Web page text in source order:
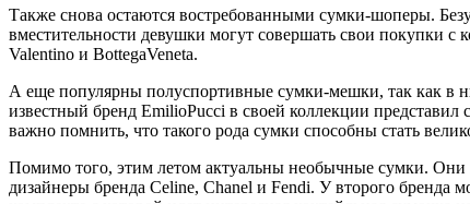
Также снова остаются востребованными сумки-шоперы.
вместительности девушки могут совершать свои покупки с
Valentino и BottegaVeneta.
А еще популярны полуспортивные сумки-мешки, так как в
известный бренд EmilioPucci в своей коллекции
важно помнить, что такого рода сумки способны стать
Помимо того, этим летом актуальны необычные сумки. Они
дизайнеры бренда Celine, Chanel и Fendi. У второго бренда